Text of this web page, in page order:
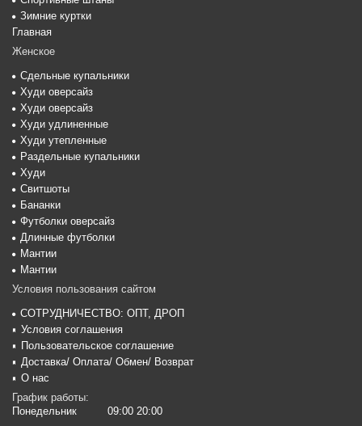
Зимние куртки
Главная
Женское
Сдельные купальники
Худи оверсайз
Худи оверсайз
Худи удлиненные
Худи утепленные
Раздельные купальники
Худи
Свитшоты
Бананки
Футболки оверсайз
Длинные футболки
Мантии
Мантии
Условия пользования сайтом
СОТРУДНИЧЕСТВО: ОПТ, ДРОП
Условия соглашения
Пользовательское соглашение
Доставка/ Оплата/ Обмен/ Возврат
О нас
График работы:
Понедельник
09:00 20:00